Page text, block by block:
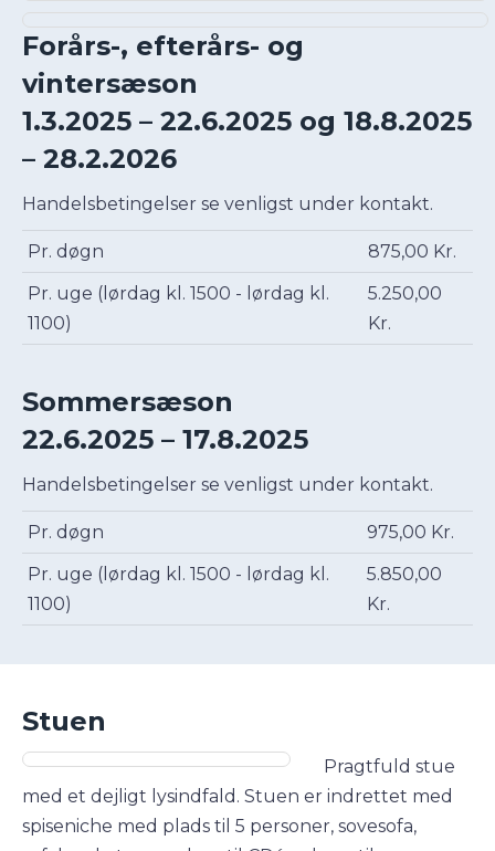
Forårs-, efterårs- og
vintersæson
1.3.2025 – 22.6.2025 og 18.8.2025
– 28.2.2026
Handelsbetingelser se venligst under kontakt.
Pr. døgn
875,00 Kr.
Pr. uge (lørdag kl. 1500 - lørdag kl.
1100)
5.250,00
Kr.
Sommersæson
22.6.2025 – 17.8.2025
Handelsbetingelser se venligst under kontakt.
Pr. døgn
975,00 Kr.
Pr. uge (lørdag kl. 1500 - lørdag kl.
1100)
5.850,00
Kr.
Stuen
Pragtfuld stue
med et dejligt lysindfald. Stuen er indrettet med
spiseniche med plads til 5 personer, sovesofa,